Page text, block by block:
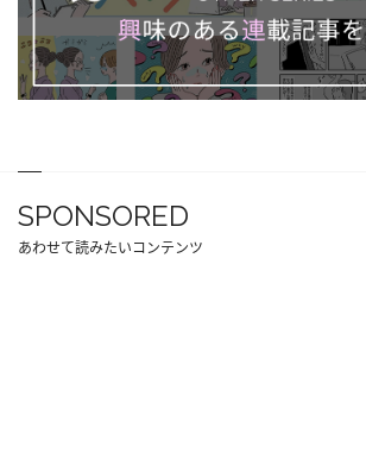
SPONSORED
あわせて読みたいコンテンツ